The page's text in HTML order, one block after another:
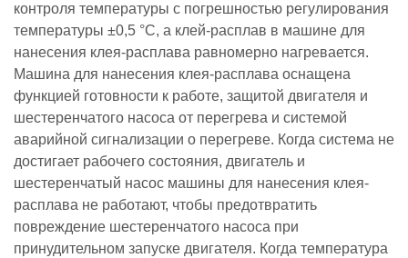
контроля температуры с погрешностью регулирования
температуры ±0,5 °C, а клей-расплав в машине для
нанесения клея-расплава равномерно нагревается.
Машина для нанесения клея-расплава оснащена
функцией готовности к работе, защитой двигателя и
шестеренчатого насоса от перегрева и системой
аварийной сигнализации о перегреве. Когда система не
достигает рабочего состояния, двигатель и
шестеренчатый насос машины для нанесения клея-
расплава не работают, чтобы предотвратить
повреждение шестеренчатого насоса при
принудительном запуске двигателя. Когда температура